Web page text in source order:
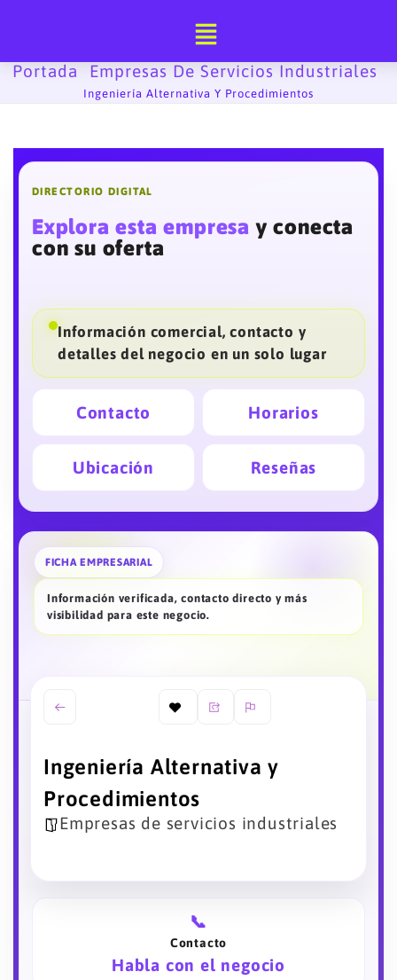
contenido
Portada Empresas De Servicios Industriales
Ingeniería Alternativa Y Procedimientos
DIRECTORIO DIGITAL
Explora esta empresa y conecta
con su oferta
Información comercial, contacto y
detalles del negocio en un solo lugar
Contacto Horarios
Ubicación Reseñas
FICHA EMPRESARIAL
Información verificada, contacto directo y más
visibilidad para este negocio.
Ingeniería Alternativa y
Procedimientos
Empresas de servicios industriales
📞
Contacto
Habla con el negocio